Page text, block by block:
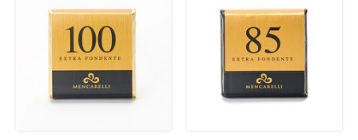
服務信箱
關於愛飯團